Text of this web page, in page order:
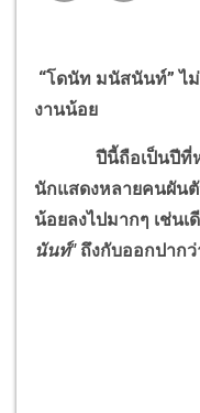
“โดนัท มนัสนันท์” ไ
งานน้อย
ปีนี้ถือเป็นปีที่หนัก
นักแสดงหลายคนผันตั
น้อยลงไปมากๆ เช่น
นันท์"ถึงกับออกปาก